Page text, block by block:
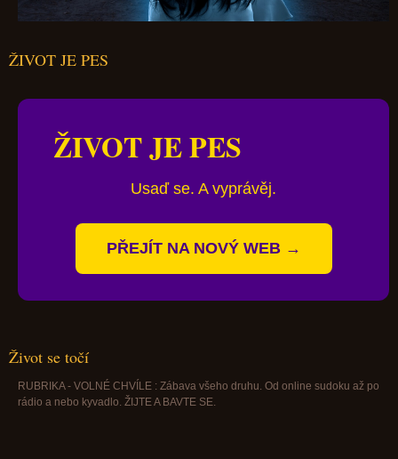
ŽIVOT JE PES
ŽIVOT JE PES
Usaď se. A vyprávěj.
PŘEJÍT NA NOVÝ WEB →
Život se točí
RUBRIKA - VOLNÉ CHVÍLE : Zábava všeho druhu. Od online sudoku až po
rádio a nebo kyvadlo. ŽIJTE A BAVTE SE.